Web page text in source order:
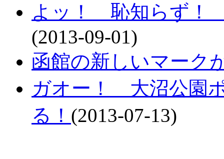
よッ！ 恥知らず！
(2013-09-01)
函館の新しいマー
ガオー！ 大沼公園
る！ (2013-07-13)